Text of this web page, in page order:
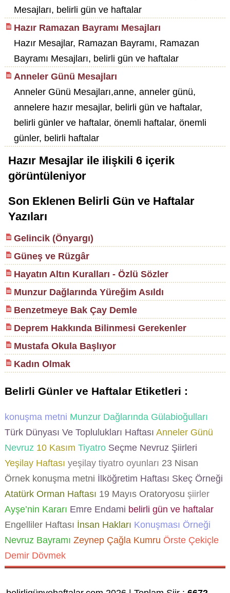
Mesajları, belirli gün ve haftalar
Hazır Ramazan Bayramı Mesajları
Hazır Mesajlar, Ramazan Bayramı, Ramazan
Bayramı Mesajları, belirli gün ve haftalar
Anneler Günü Mesajları
Anneler Günü Mesajları,anne, anneler günü,
annelere hazır mesajlar, belirli gün ve haftalar,
belirli günler ve haftalar, önemli haftalar, önemli
günler, belirli haftalar
Hazır Mesajlarile ilişkili 6içerik
görüntüleniyor
Son Eklenen Belirli Gün ve Haftalar
Yazıları
Gelincik (Önyargı)
Güneş ve Rüzgâr
Hayatın Altın Kuralları - Özlü Sözler
Munzur Dağlarında Yüreğim Asıldı
Benzetmeye Bak Çay Demle
Deprem Hakkında Bilinmesi Gerekenler
Mustafa Okula Başlıyor
Kadın Olmak
Belirli Günler ve Haftalar Etiketleri :
konuşma metni Munzur Dağlarında Gülabioğulları
Türk Dünyası Ve Toplulukları Haftası Anneler Günü
Nevruz 10 Kasım TiyatroSeçme Nevruz Şiirleri
Yeşilay Haftası yeşilay tiyatro oyunları 23 Nisan
Örnek konuşma metni İlköğretim Haftası Skeç Örneği
AtatürkOrman Haftası 19 Mayıs Oratoryosu şiirler
Ayşe’nin Kararı Emre Endami belirli gün ve haftalar
Engelliler Haftası İnsan Hakları Konuşması Örneği
Nevruz Bayramı Zeynep Çağla Kumru Örste Çekiçle
Demir Dövmek